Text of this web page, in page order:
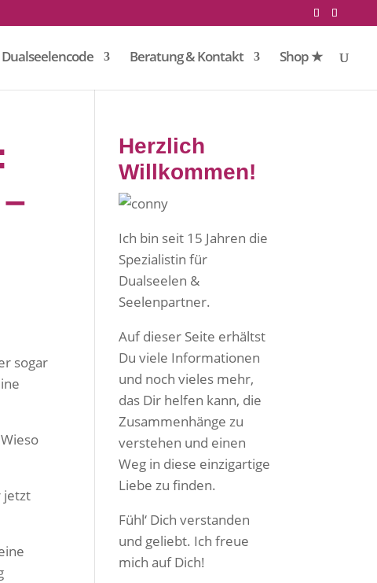
Beratung & Kontakt Shop ★
sogar
jetzt
Herzlich
Willkommen!
Ich bin seit 15 Jahren die
Spezialistin für
Dualseelen &
Seelenpartner.
Auf dieser Seite erhältst
Du viele Informationen
und noch vieles mehr,
das Dir helfen kann, die
Zusammenhänge zu
verstehen und einen
Weg in diese einzigartige
Liebe zu finden.
Fühl‘ Dich verstanden
und geliebt. Ich freue
mich auf Dich!